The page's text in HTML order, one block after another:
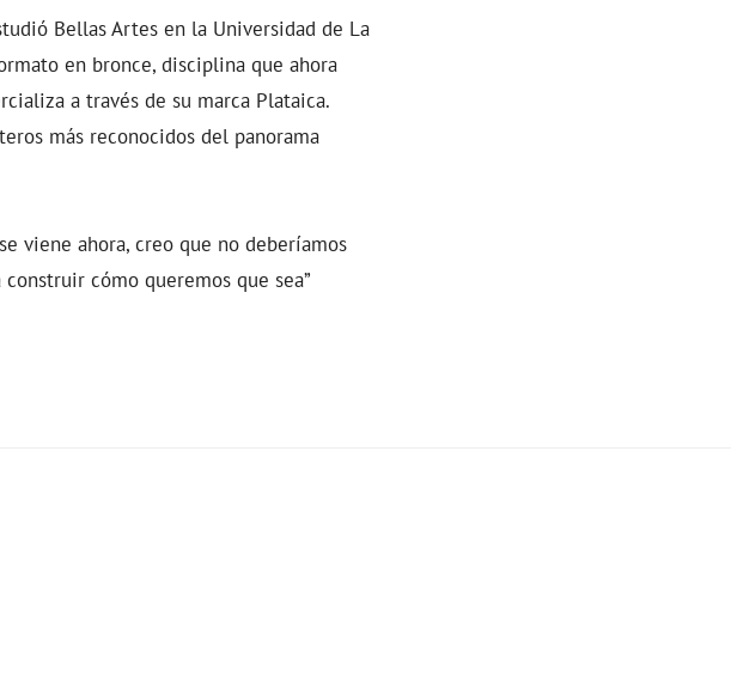
Bellas Artes en la Universidad de La
en bronce, disciplina que ahora
a través de su marca Plataica.
más reconocidos del panorama
viene ahora, creo que no deberíamos
cómo queremos que sea”